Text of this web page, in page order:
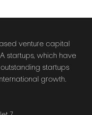
venture capital
startups, which have
startups
growth.